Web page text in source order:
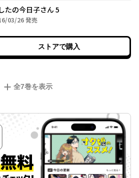
たの今日子さん 5
03/262016年03月26日
発売
ストアで購入
全7巻を表示